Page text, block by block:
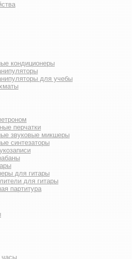
кондиционеры
для учебы
перчатки
звуковые микшеры
синтезаторы
для гитары
для гитары
партитура
часы